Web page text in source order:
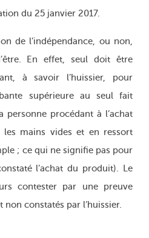
du 25 janvier 2017.
de l’indépendance, ou non,
En effet, seul doit être
à savoir l’huissier, pour
supérieure au seul fait
personne procédant à l’achat
mains vides et en ressort
; ce qui ne signifie pas pour
l’achat du produit). Le
contester par une preuve
constatés par l’huissier.